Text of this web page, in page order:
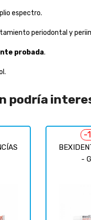
espectro.
periodontal y
probada.
podría
-
-